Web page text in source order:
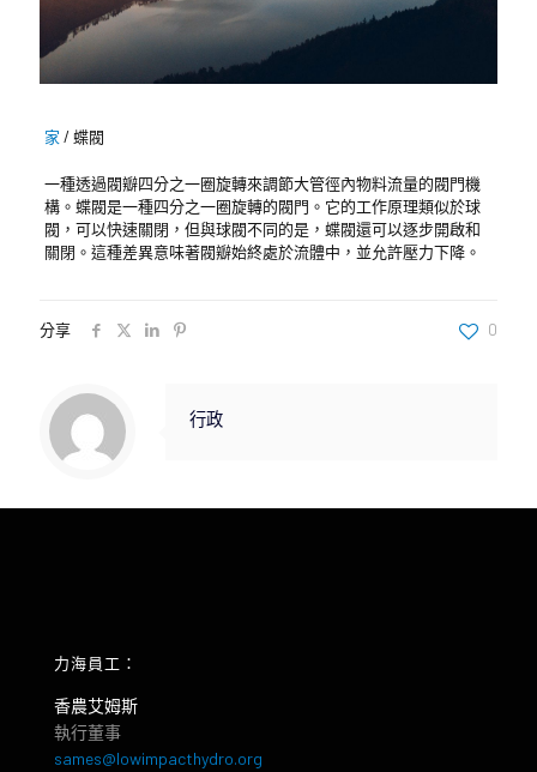
家 /蝶閥
一種透過閥瓣四分之一圈旋轉來調節大管徑內物料流量的閥門機
構。蝶閥是一種四分之一圈旋轉的閥門。它的工作原理類似於球
閥，可以快速關閉，但與球閥不同的是，蝶閥還可以逐步開啟和
關閉。這種差異意味著閥瓣始終處於流體中，並允許壓力下降。
分享 0
行政
力海員工：
香農艾姆斯
執行董事
sames@lowimpacthydro.org